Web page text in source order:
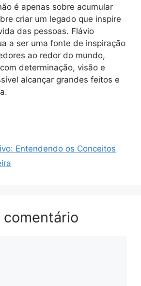
é apenas sobre acumular
criar um legado que inspire
das pessoas. Flávio
a ser uma fonte de inspiração
ao redor do mundo,
determinação, visão e
alcançar grandes feitos e
Entendendo os Conceitos
comentário